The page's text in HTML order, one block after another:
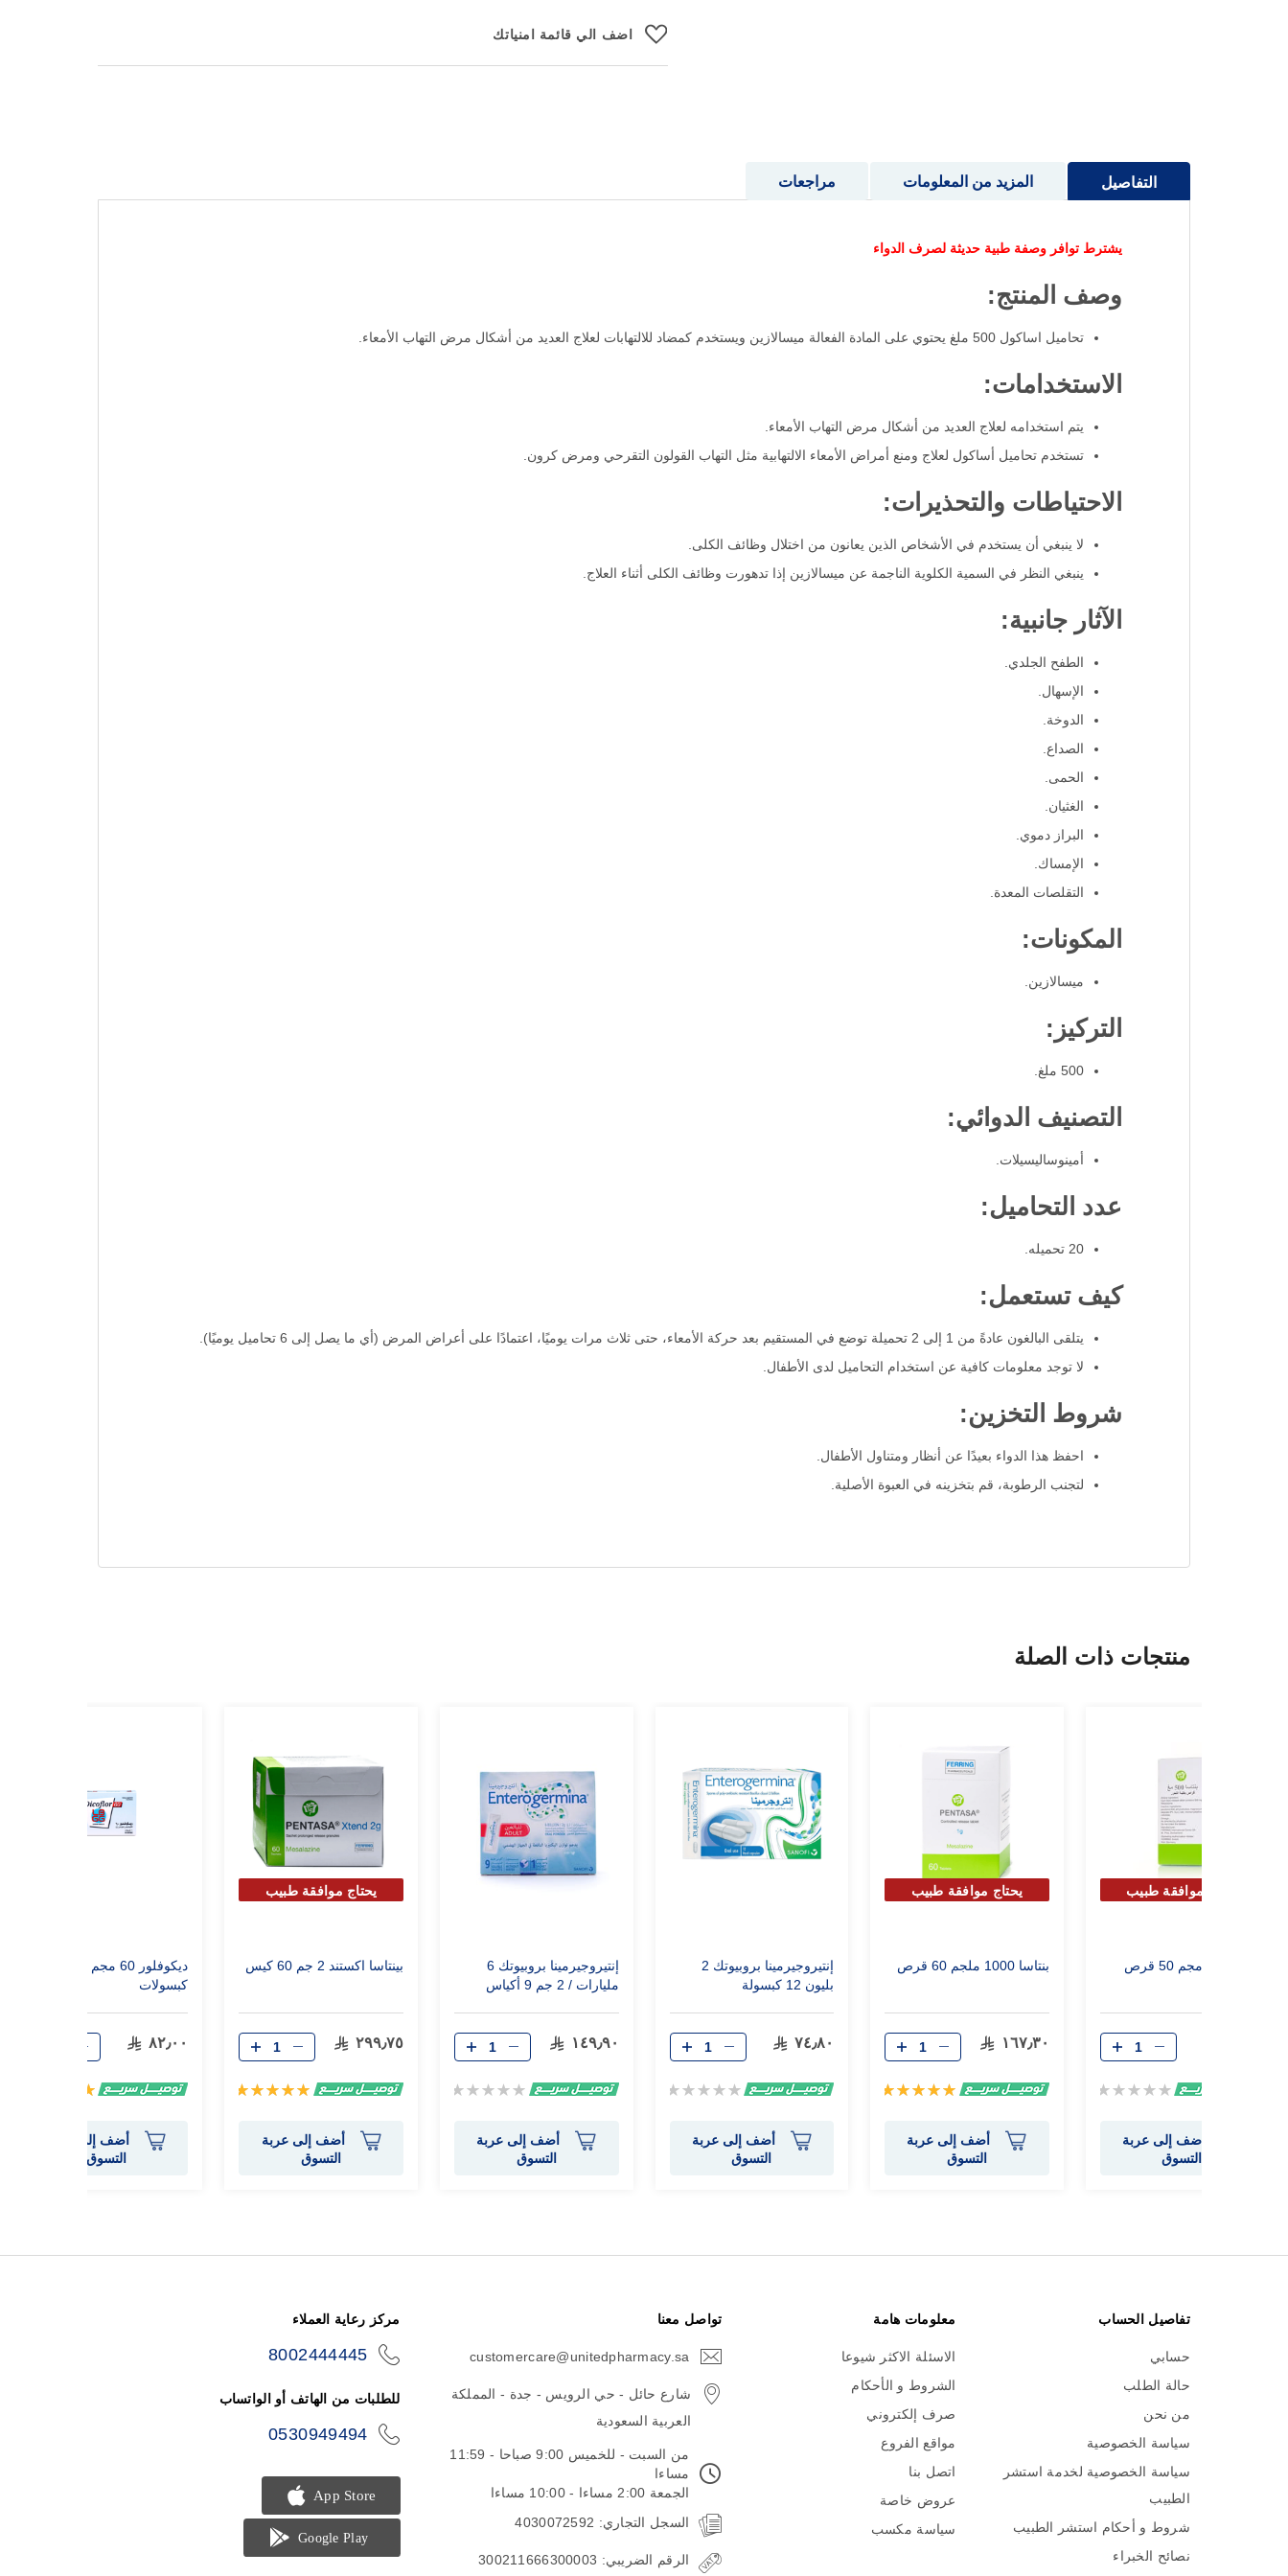
اضف الي قائمة امنياتك
التفاصيل
يشترط توافر وصفة طبية حديثة لصرف الدواء
وصف المنتج:
تحاميل اساكول 500 ملغ يحتوي على المادة الفعالة ميسالازين ويستخدم كمضاد للالتهابات لعلاج العديد من أشكال مرض التهاب الأمعاء.
الاستخدامات:
يتم استخدامه لعلاج العديد من أشكال مرض التهاب الأمعاء.
تستخدم تحاميل أساكول لعلاج ومنع أمراض الأمعاء الالتهابية مثل التهاب القولون التقرحي ومرض كرون.
الاحتياطات والتحذيرات:
لا ينبغي أن يستخدم في الأشخاص الذين يعانون من اختلال وظائف الكلى.
ينبغي النظر في السمية الكلوية الناجمة عن ميسالازين إذا تدهورت وظائف الكلى أثناء العلاج.
الآثار جانبية:
الطفح الجلدي.
الإسهال.
الدوخة.
الصداع.
الحمى.
الغثيان.
البراز دموي.
الإمساك.
التقلصات المعدة.
المكونات:
ميسالازين.
التركيز:
500 ملغ.
التصنيف الدوائي:
أمينوساليسيلات.
عدد التحاميل:
20 تحميله.
كيف تستعمل:
يتلقى البالغون عادةً من 1 إلى 2 تحميلة توضع في المستقيم بعد حركة الأمعاء، حتى ثلاث مرات يوميًا، اعتمادًا على أعراض المرض (أي ما يصل إلى 6 تحاميل يوميًا).
لا توجد معلومات كافية عن استخدام التحاميل لدى الأطفال.
شروط التخزين:
احفظ هذا الدواء بعيدًا عن أنظار ومتناول الأطفال.
لتجنب الرطوبة، قم بتخزينه في العبوة الأصلية.
المزيد من المعلومات مراجعات
منتجات ذات الصلة
يحتاج موافقة طبيب
Rating:
أضف إلى عربة
التسوق
يحتاج موافقة طبيب
بنتاسا 1000 ملجم 60 قرص
١٦٧٫٣٠
تقييم:
أضف إلى عربة
التسوق
إنتيروجيرمينا بروبيوتك 2
بليون 12 كبسولة
٧٤٫٨٠
Rating:
أضف إلى عربة
التسوق
إنتيروجيرمينا بروبيوتك 6
مليارات / 2 جم 9 أكياس
١٤٩٫٩٠
Rating:
أضف إلى عربة
التسوق
يحتاج موافقة طبيب
بينتاسا اكستند 2 جم 60 كيس
٢٩٩٫٧٥
تقييم:
أضف إلى عربة
التسوق
كبسولات
٨٢٫٠٠
تقييم:
أضف إلى عربة
التسوق
تفاصيل الحساب
حسابي
حالة الطلب
من نحن
سياسة الخصوصية
سياسة الخصوصية لخدمة استشر
الطبيب
شروط و أحكام استشر الطبيب
نصائح الخبراء
معلومات هامة
الاسئلة الاكثر شيوعا
الشروط و الأحكام
صرف إلكتروني
مواقع الفروع
اتصل بنا
عروض خاصة
سياسة مكسب
تواصل معنا
customercare@unitedpharmacy.sa
شارع حائل - حي الرويس - جدة - المملكة
العربية السعودية
من السبت - للخميس 9:00 صباحا - 11:59
مساءا
الجمعة 2:00 مساءا - 10:00 مساءا
السجل التجاري: 4030072592
الرقم الضريبي: 300211666300003
مركز رعاية العملاء
8002444445
للطلبات من الهاتف أو الواتساب
0530949494